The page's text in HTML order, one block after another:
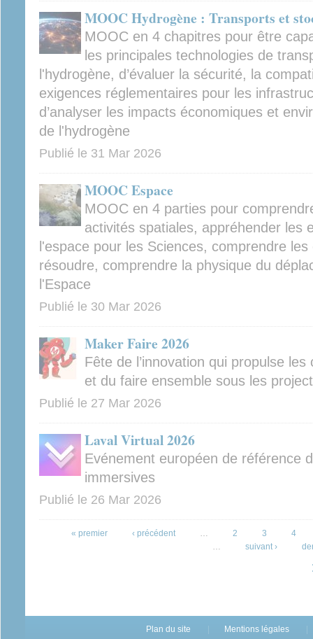
MOOC Hydrogène : Transports et
MOOC en 4 chapitres pour être
les principales technologies de
l'hydrogène, d’évaluer la sécurité, la
exigences réglementaires pour les
d’analyser les impacts économiques et
de l'hydrogène
Publié le 31 Mar 2026
MOOC Espace
MOOC en 4 parties pour
activités spatiales, appréhender les
l'espace pour les Sciences, comprendre
résoudre, comprendre la physique du
l'Espace
Publié le 30 Mar 2026
Maker Faire 2026
Fête de l’innovation qui propulse
et du faire ensemble sous les
Publié le 27 Mar 2026
Laval Virtual 2026
Evénement européen de référence
immersives
Publié le 26 Mar 2026
« premier ‹ précédent … 2 3
4
…
suivant ›
Plan du site Mentions légales